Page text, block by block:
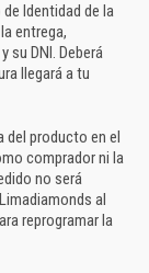
Identidad de la
entrega,
su DNI. Deberá
llegará a tu
del producto en el
comprador ni la
no será
al
reprogramar la